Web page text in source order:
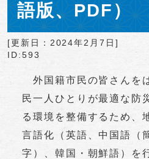
語版、PDF）
[更新日： 2024年2月7日 ]
ID:593
外国籍市民の皆さんを
民一人ひとりが最適な防
る環境を整備するため、
言語化（英語、中国語（
字）、韓国・朝鮮語）